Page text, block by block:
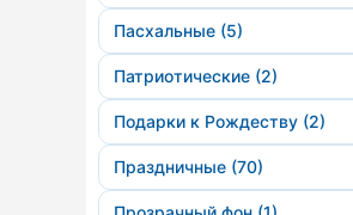
Пасхальные (5)
Патриотические (2)
Подарки к Рождеству (2)
Праздничные (70)